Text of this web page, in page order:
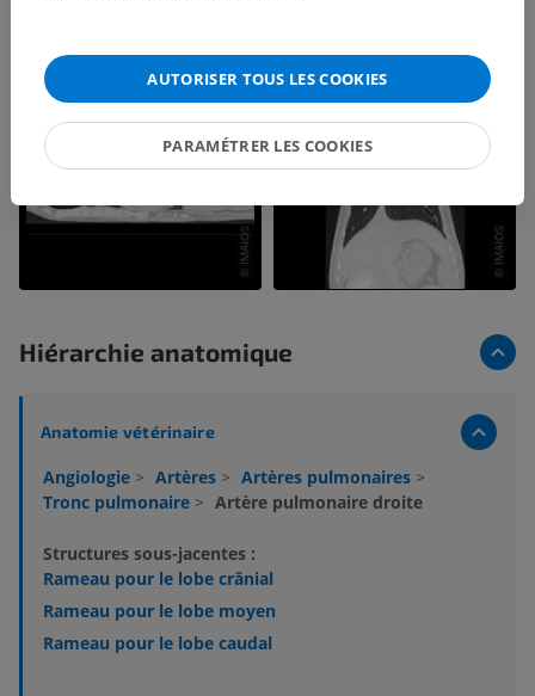
Hiérarchie anatomique
Anatomie vétérinaire
Angiologie > Artères > Artères pulmonaires >
Tronc pulmonaire > Artère pulmonaire droite
Structures sous-jacentes :
Rameau pour le lobe crânial
Rameau pour le lobe moyen
Rameau pour le lobe caudal
AUTORISER TOUS LES COOKIES
PARAMÉTRER LES COOKIES